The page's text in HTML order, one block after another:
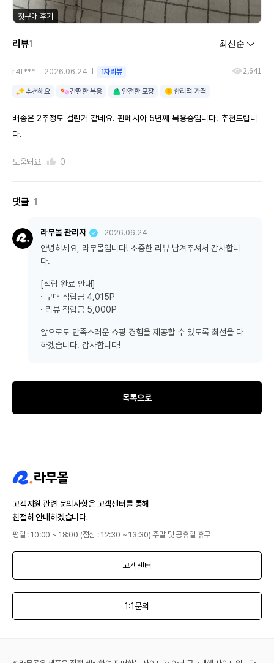
첫구매 후기
리뷰1
r4f*** 2026.06.24 1차리뷰 2,641
추천해요 간편한 복용 안전한 포장 합리적 가격
배송은 2주정도 걸린거 같네요. 핀페시아 5년째 복용중입니다. 추천드립니
다.
도움돼요 0
댓글 1
라무몰 관리자 2026.06.24
안녕하세요, 라무몰입니다! 소중한 리뷰 남겨주셔서 감사합니
다.
[적립 완료 안내]
· 구매 적립금 4,015P
· 리뷰 적립금 5,000P
앞으로도 만족스러운 쇼핑 경험을 제공할 수 있도록 최선을 다
하겠습니다. 감사합니다!
목록으로
고객지원 관련 문의사항은 고객센터를 통해
친절히 안내하겠습니다.
평일 : 10:00 ~ 18:00 (점심 : 12:30 ~ 13:30) 주말 및 공휴일 휴무
고객센터
1:1문의